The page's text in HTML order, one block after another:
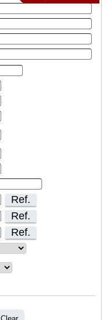
Ref.
Ref.
Ref.